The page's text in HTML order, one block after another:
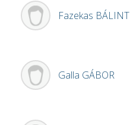
Fazekas BÁLINT
Galla GÁBOR